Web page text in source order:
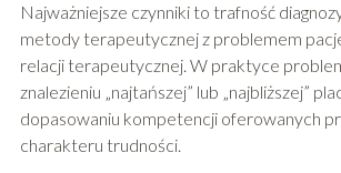
Najważniejsze czynniki to trafność
metody terapeutycznej z problemem
relacji terapeutycznej. W praktyce
znalezieniu „najtańszej” lub „najbliższej”
dopasowaniu kompetencji oferowanych
charakteru trudności.